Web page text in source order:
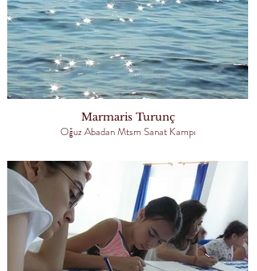
Marmaris Turunç
Oğuz Abadan Mtsm Sanat Kampı